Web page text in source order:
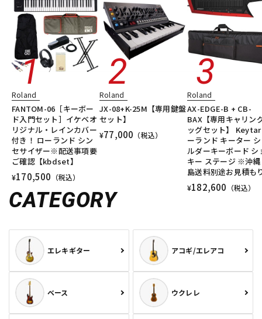
Roland
FANTOM-06［キーボー
ド入門セット］イケベオ
リジナル・レインカバー
付き！ ローランド シン
セサイザー※配送事項要
ご確認【kbdset】
¥170,500 （税込）
Roland
JX-08+K-25M【専用鍵盤
セット】
¥77,000 （税込）
Roland
AX-EDGE-B + CB-
BAX【専用キャリン
ッグセット】
ーランド キーター
ルダーキーボード シ
キー ステージ ※沖
島送料別途お見積も
¥182,600 （税込）
CATEGORY
エレキギター アコギ/エレアコ
ベース ウクレレ